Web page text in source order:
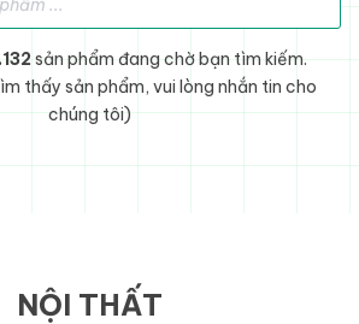
sản phẩm đang chờ bạn tìm kiếm.
thấy sản phẩm, vui lòng nhắn tin cho
chúng tôi)
NỘI THẤT